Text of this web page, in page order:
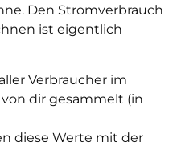
Den Stromverbrauch
ist eigentlich
Verbraucher im
dir gesammelt (in
diese Werte mit der